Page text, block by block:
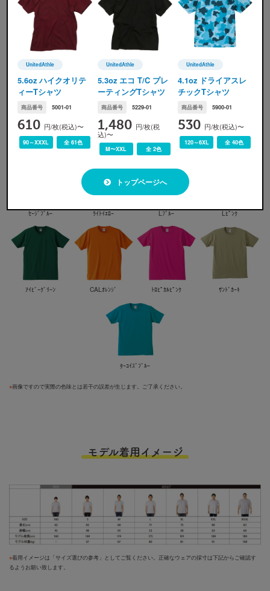
ｱｸｱﾌﾞﾙｰ ﾛｲﾔﾙﾌﾞﾙｰ
ﾅｲﾄﾌﾞﾙ- SUMI ｾﾒﾝﾄ
ｾｰｼﾞﾌﾞﾙｰ ﾗｲﾄｲｴﾛｰ Lﾌﾞﾙｰ Lﾋﾟﾝｸ
ｱｲﾋﾞｰｸﾞﾘｰﾝ CALｵﾚﾝｼﾞ ﾄﾛﾋﾟｶﾙﾋﾟﾝｸ ｻﾝﾄﾞｶｰｷ
ﾀｰｺｲｽﾞﾌﾞﾙｰ
※画像ですので実際の色味とは若干の誤差が生じます。ご了承ください。
モデル着用イメージ
※着用イメージは「サイズ選びの参考」としてご覧ください。正確なウェアの採寸は下記からご確認す
るようお願い致します。
UnitedAthle
UnitedAthle(ユナイテッドアスレ)
5.6oz ハイクオリテ
ィーTシャツ
商品番号 5001-01
610 円/枚(税込)〜
90～XXXL 全 61色
UnitedAthle
UnitedAthle(ユナイテッドアスレ)
5.3oz エコ T/C プレ
ーティングTシャツ
商品番号 5229-01
1,480 円/枚(税
込)〜
M〜XXL 全 2色
UnitedAthle
UnitedAthle(ユナイテッ
4.1oz ドライアスレ
チックTシャツ
商品番号 5900-01
530 円/枚(税込)〜
120～6XL 全 40色
トップページへ